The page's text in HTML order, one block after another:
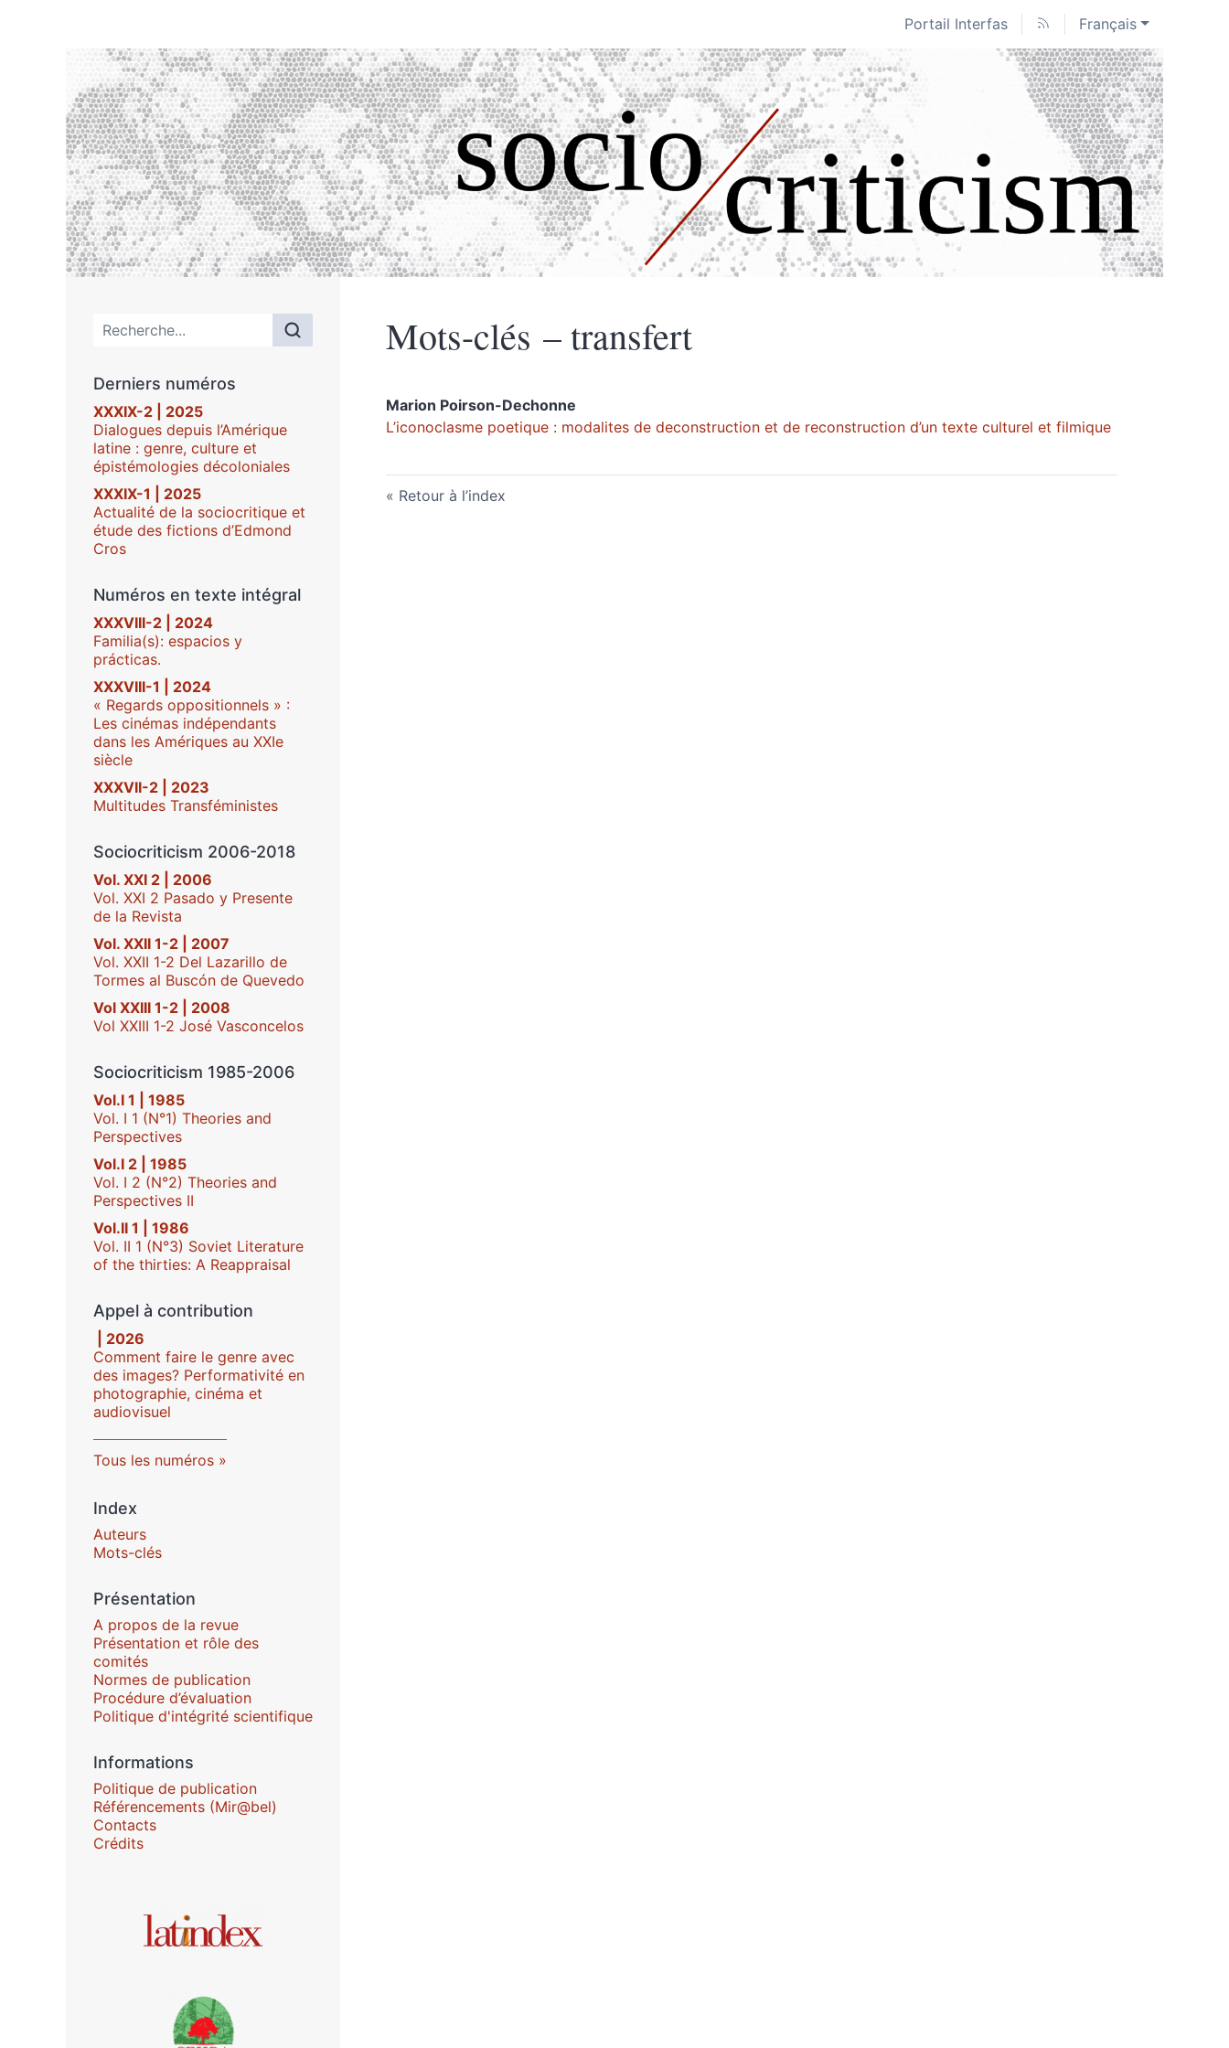
Portail Interfas Français
Menu principal
Derniers numéros
XXXIX-2 | 2025
Dialogues depuis l’Amérique
latine : genre, culture et
épistémologies décoloniales
XXXIX-1 | 2025
Actualité de la sociocritique et
étude des fictions d’Edmond
Cros
Numéros en texte intégral
XXXVIII-2 | 2024
Familia(s): espacios y
prácticas.
XXXVIII-1 | 2024
« Regards oppositionnels » :
Les cinémas indépendants
dans les Amériques au XXIe
siècle
XXXVII-2 | 2023
Multitudes Transféministes
Sociocriticism 2006-2018
Vol. XXI 2 | 2006
Vol. XXI 2 Pasado y Presente
de la Revista
Vol. XXII 1-2 | 2007
Vol. XXII 1-2 Del Lazarillo de
Tormes al Buscón de Quevedo
Vol XXIII 1-2 | 2008
Vol XXIII 1-2 José Vasconcelos
Sociocriticism 1985-2006
Vol.I 1 | 1985
Vol. I 1 (N°1) Theories and
Perspectives
Vol.I 2 | 1985
Vol. I 2 (N°2) Theories and
Perspectives II
Vol.II 1 | 1986
Vol. II 1 (N°3) Soviet Literature
of the thirties: A Reappraisal
Appel à contribution
| 2026
Comment faire le genre avec
des images? Performativité en
photographie, cinéma et
audiovisuel
Tous les numéros
Index
Auteurs
Mots-clés
Présentation
A propos de la revue
Présentation et rôle des
comités
Normes de publication
Procédure d’évaluation
Politique d'intégrité scientifique
Informations
Politique de publication
Référencements (Mir@bel)
Contacts
Crédits
Affiliations/partenaires
Mots-clés – transfert
Marion Poirson-Dechonne
L’iconoclasme poetique : modalites de deconstruction et de reconstruction d’un texte culturel et filmique
Retour à l’index